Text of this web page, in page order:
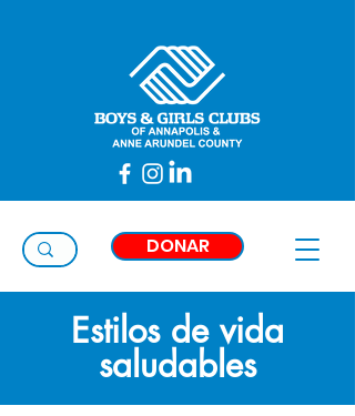
DONAR
Estilos de vida
saludables